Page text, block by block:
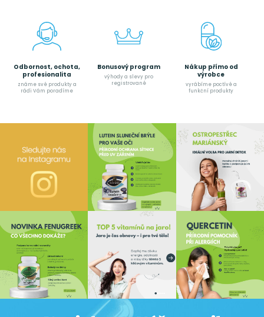
Odbornost, ochota,
profesionalita
známe své produkty a
rádi Vám poradíme
Bonusový program
výhody a slevy pro
registrované
Nákup přímo od
výrobce
vyrábíme poctívé a
funkční produkty